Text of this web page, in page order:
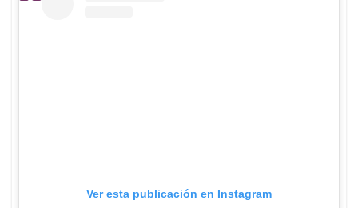
Ver esta publicación en Instagram